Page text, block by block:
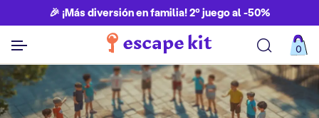
🎉 ¡Más diversión en familia! 2º juego al -50%
0
Ver todos los juegos